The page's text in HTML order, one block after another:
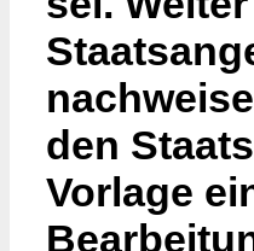
den
Vorlage